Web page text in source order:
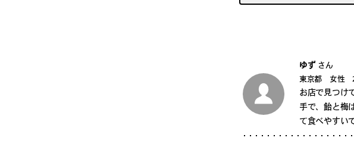
ゆず さん
東京都 女性
お店で見つけ
手で、飴と梅
て食べやすい